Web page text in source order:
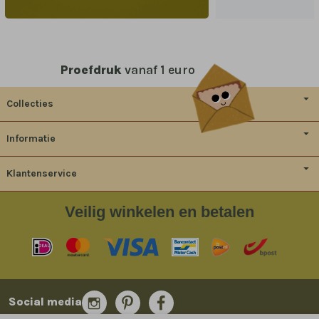
Proefdruk vanaf 1 euro
Collecties
Informatie
Klantenservice
Veilig winkelen en betalen
Social media